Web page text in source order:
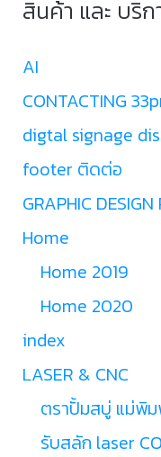
สินค้า และ บริก
AI
CONTACTING
digtal signage
footer ติดต่อ
GRAPHIC DESIGN
Home
Home 2019
Home 2020
index
LASER & CNC
ตราปั้มสบู่ แม่พิ
รับสลัก laser